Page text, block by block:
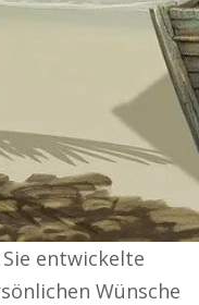
entwickelte
Wünsche